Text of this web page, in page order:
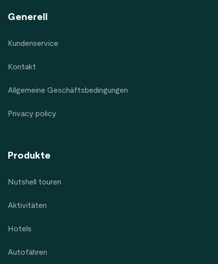
Generell
Kundenservice
Kontakt
Allgemeine Geschäftsbedingungen
Privacy policy
Produkte
Nutshell touren
Aktivitäten
Hotels
Autofähren